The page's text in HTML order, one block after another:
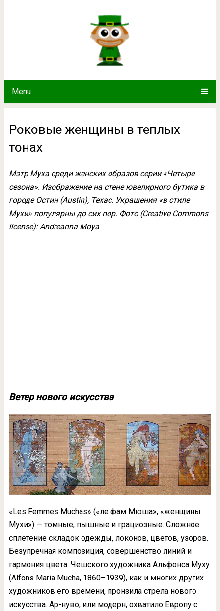
Menu
Роковые женщины в
Роковые женщины в теплых
тонах
Мэтр Муха среди женских образов серии «Четыре
сезона». Изображение на стене ювелирного бутика в
городе Остин (Austin), Техас. Украшения «в стиле
Мухи» популярны до сих пор. Фото (Creative Commons
license): Andreanna Moya
Ветер нового искусства
«Les Femmes Muchas» («ле фам Мюша», «женщины
Мухи») — томные, пышные и грациозные. Сложное
сплетение складок одежды, локонов, цветов, узоров.
Безупречная композиция, совершенство линий и
гармония цвета. Чешского художника Альфонса Муху
(Alfons Maria Mucha, 1860–1939), как и многих других
художников его времени, пронзила стрела нового
искусства. Ар-нуво, или модерн, охватило Европу с